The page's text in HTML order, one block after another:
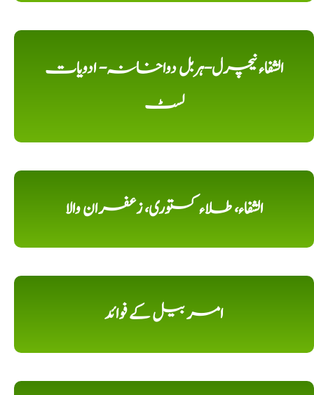
الشفاء نیچرل-ہربل دواخانہ- ادویات
لسٹ
الشفاء، طلاء کستوری، زعفران والا
امر بیل کے فوائد